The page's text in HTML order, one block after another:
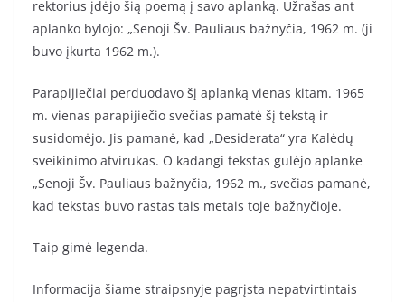
rektorius įdėjo šią poemą į savo aplanką. Užrašas ant
aplanko bylojo: „Senoji Šv. Pauliaus bažnyčia, 1962 m. (ji
buvo įkurta 1962 m.).
Parapijiečiai perduodavo šį aplanką vienas kitam. 1965
m. vienas parapijiečio svečias pamatė šį tekstą ir
susidomėjo. Jis pamanė, kad „Desiderata“ yra Kalėdų
sveikinimo atvirukas. O kadangi tekstas gulėjo aplanke
„Senoji Šv. Pauliaus bažnyčia, 1962 m., svečias pamanė,
kad tekstas buvo rastas tais metais toje bažnyčioje.
Taip gimė legenda.
Informacija šiame straipsnyje pagrįsta nepatvirtintais